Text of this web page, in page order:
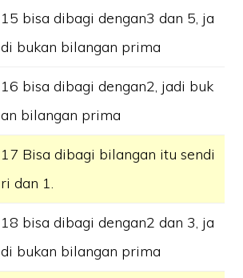
15 bisa dibagi dengan3 dan 5, ja
di bukan bilangan prima
16 bisa dibagi dengan2, jadi buk
an bilangan prima
17 Bisa dibagi bilangan itu sendi
ri dan 1.
18 bisa dibagi dengan2 dan 3, ja
di bukan bilangan prima